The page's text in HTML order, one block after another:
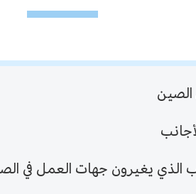
الصين
الذي يغيرون جهات العمل في